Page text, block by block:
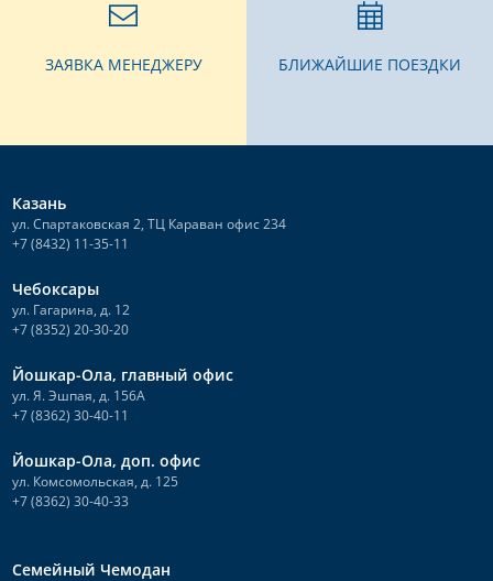
ЗАЯВКА МЕНЕДЖЕРУ БЛИЖАЙШИЕ ПОЕЗДКИ
Казань
ул. Спартаковская 2, ТЦ Караван офис 234
+7 (8432) 11-35-11
Чебоксары
ул. Гагарина, д. 12
+7 (8352) 20-30-20
Йошкар-Ола, главный офис
ул. Я. Эшпая, д. 156А
+7 (8362) 30-40-11
Йошкар-Ола, доп. офис
ул. Комсомольская, д. 125
+7 (8362) 30-40-33
Семейный Чемодан